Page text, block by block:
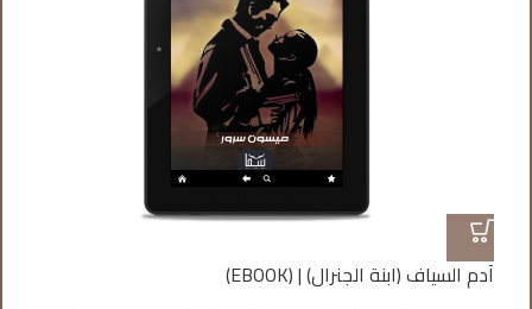
آدم السياف (ابنة الجنرال) | (EBOOK)